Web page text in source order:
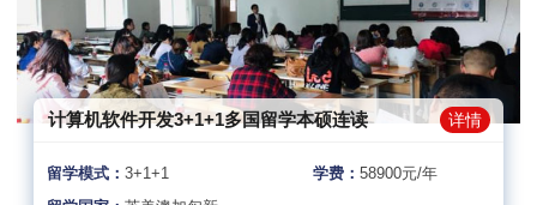
计算机软件开发3+1+1多国留学本硕连读 详情
留学模式：3+1+1 学费： 58900元/年